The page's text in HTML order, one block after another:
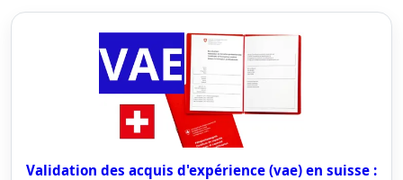
Validation des acquis d'expérience (vae) en suisse :